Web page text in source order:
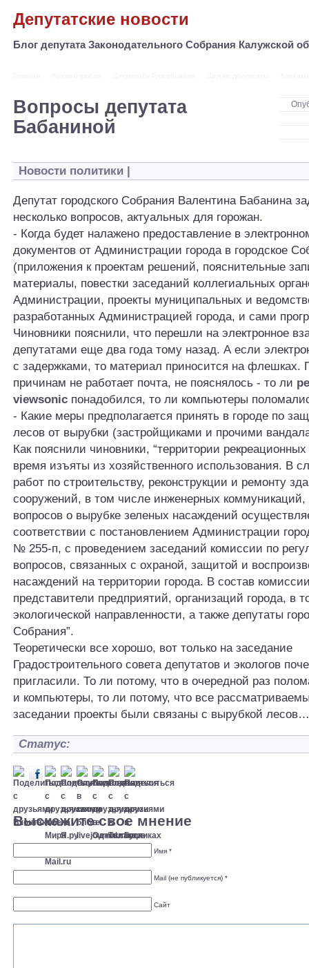
Депутатские новости
Блог депутата Законодательного Собрания Калужской
Вопросы депутата
Бабаниной
Новости политики |
Депутат городского Собрания Валентина Бабанина
несколько вопросов, актуальных для горожан.
- Когда будет налажено предоставление в
документов от Администрации города в городское
(приложения к проектам решений, пояснительные
материалы, повестки заседаний коллегиальных
Администрации, проекты муниципальных и
разработанных Администрацией города, и сами
Чиновники пояснили, что перешли на электронное
депутатами еще два года тому назад. А если
с задержками, то материал приносится на флешках.
причинам не работает почта, не пояснялось - то ли
viewsonic понадобился, то ли компьютеры
- Какие меры предполагается принять в городе по
лесов от вырубки (застройщиками и прочими
Как пояснили чиновники, “территории
время изъяты из хозяйственного использования. В
работ по строительству, реконструкции и ремонту
сооружений, в том числе инженерных
вопросов о вырубке зеленых насаждений
соответствии с постановлением Администрации
№ 255-п, с проведением заседаний комиссии по
вопросов, связанных с охраной, защитой и
насаждений на территории города. В состав
представители предприятий, организаций города, в
экологической направленности, а также депутаты
Собрания”.
Теоретически все хорошо, вот только на заседание
Градостроительного совета депутатов и экологов
пригласили. То ли потому, что в очередной раз
и компьютеры, то ли потому, что все
заседании проекты были связаны с вырубкой лесов…
Статус:
Выскажите свое мнение
Имя *
Mail (не публикуется) *
Сайт